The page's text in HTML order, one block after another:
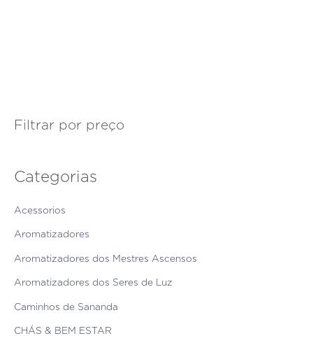
Filtrar por preço
Categorias
Acessorios
Aromatizadores
Aromatizadores dos Mestres Ascensos
Aromatizadores dos Seres de Luz
Caminhos de Sananda
CHÁS & BEM ESTAR